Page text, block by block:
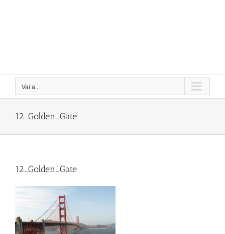
Vai a...
12_Golden_Gate
12_Golden_Gate